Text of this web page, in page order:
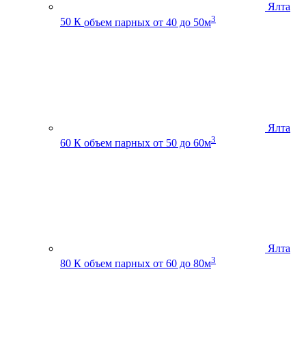
Ялта
50 К объем парных от 40 до 50м3
Ялта
60 К объем парных от 50 до 60м3
Ялта
80 К объем парных от 60 до 80м3